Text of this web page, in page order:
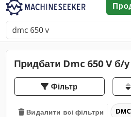
Придбати Dmc 650 V б/у
Фільтр
Видалити всі фільтри DMC